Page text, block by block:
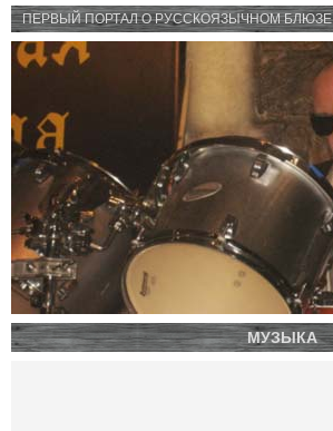
ПЕРВЫЙ ПОРТАЛ O РУССКОЯЗЫЧНОМ БЛЮЗЕ
МУЗЫКА